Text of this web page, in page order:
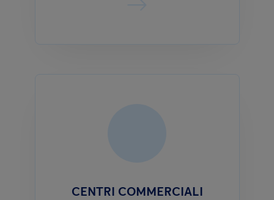
CENTRI COMMERCIALI